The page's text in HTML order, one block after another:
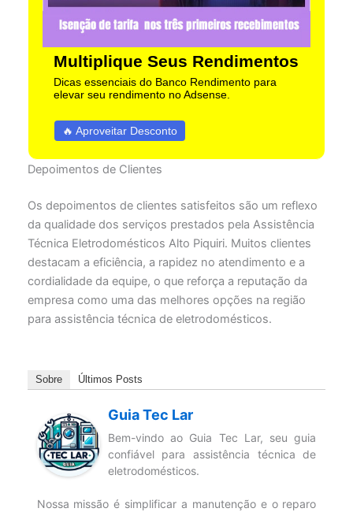
Multiplique Seus Rendimentos
Dicas essenciais do Banco Rendimento para
elevar seu rendimento no Adsense.
🔥 Aproveitar Desconto
Depoimentos de Clientes
Os depoimentos de clientes satisfeitos são um reflexo
da qualidade dos serviços prestados pela Assistência
Técnica Eletrodomésticos Alto Piquiri. Muitos clientes
destacam a eficiência, a rapidez no atendimento e a
cordialidade da equipe, o que reforça a reputação da
empresa como uma das melhores opções na região
para assistência técnica de eletrodomésticos.
Sobre Últimos Posts
Guia Tec Lar
Bem-vindo ao Guia Tec Lar, seu guia
confiável para assistência técnica de
eletrodomésticos.
Nossa missão é simplificar a manutenção e o reparo